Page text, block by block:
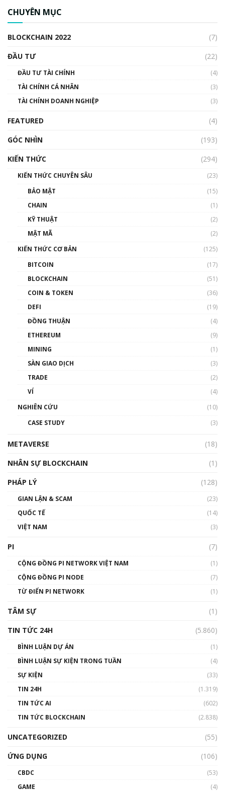
00:02:14
Nhìn lại năm 2022: Những sự kiện ảnh hưởng
đến hệ sinh thái tiền mã hoá | Phổ cập
00:43:47
như thể nào?
00:39:31
Phổ cập Blockchain
thống & Crypto qua các cuộc chiến | Phổ cập
01:32:59
gió ấm
Talkshow 14: MemeCoin – Trò đùa tỷ đô
01:29:26
CHUYÊN MỤC
BLOCKCHAIN 2022
(7)
ĐẦU TƯ
(22)
ĐẦU TƯ TÀI CHÍNH
(4)
TÀI CHÍNH CÁ NHÂN
(3)
TÀI CHÍNH DOANH NGHIỆP
(3)
FEATURED
(4)
GÓC NHÌN
(193)
KIẾN THỨC
(294)
KIẾN THỨC CHUYÊN SÂU
(23)
BẢO MẬT
(15)
CHAIN
(1)
KỸ THUẬT
(2)
MẬT MÃ
(2)
KIẾN THỨC CƠ BẢN
(125)
BITCOIN
(17)
BLOCKCHAIN
(51)
COIN & TOKEN
(36)
DEFI
(19)
ĐỒNG THUẬN
(4)
ETHEREUM
(9)
MINING
(1)
SÀN GIAO DỊCH
(3)
TRADE
(2)
VÍ
(4)
NGHIÊN CỨU
(10)
CASE STUDY
(3)
METAVERSE
(18)
NHÂN SỰ BLOCKCHAIN
(1)
PHÁP LÝ
(128)
GIAN LẬN & SCAM
(23)
QUỐC TẾ
(14)
VIỆT NAM
(3)
PI (7)
CỘNG ĐỒNG PI NETWORK VIỆT NAM
(1)
CỘNG ĐỒNG PI NODE
(7)
TỪ ĐIỂN PI NETWORK
(1)
TÂM SỰ
(1)
TIN TỨC 24H
(5.860)
BÌNH LUẬN DỰ ÁN
(1)
BÌNH LUẬN SỰ KIỆN TRONG TUẦN
(4)
SỰ KIỆN
(33)
TIN 24H
(1.319)
TIN TỨC AI
(602)
TIN TỨC BLOCKCHAIN
(2.838)
UNCATEGORIZED
(55)
ỨNG DỤNG
(106)
CBDC
(53)
GAME
(4)